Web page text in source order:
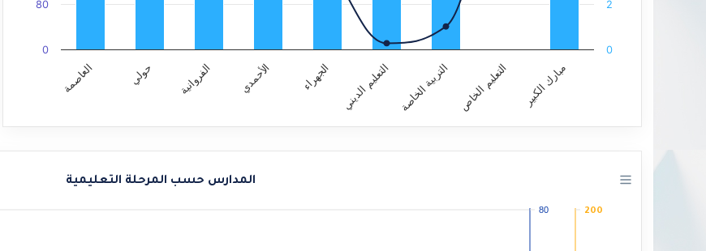
العاصمة حولي الفروانية الأحمدي الجهراء التعليم الديني التربية الخاصة التعليم الخاص مبارك الكبير
0
80
0
2
80
المدارس حسب المرحلة التعليمية
200